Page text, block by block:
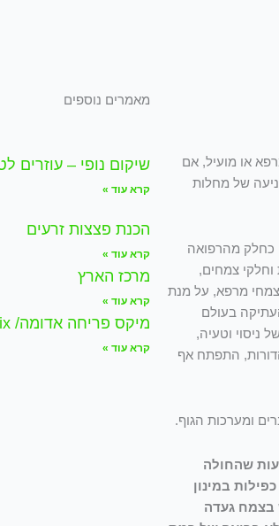
או מועיל, אם
של מחלות
כחלק מהרפואה
וחלקי צמחים,
מרפא, על מנת
בעולם
ניסוי וטעיה,
התפתח אף
ומערכות הגוף.
שהחולה
במינון
בצמח געדה
מאמרים נוספים
שיקום נופי – עוזרים
קרא עוד »
הכנת פצצות זרעים
קרא עוד »
מרכז הארץ
קרא עוד »
מיקס פריחה אדומה/ Red blossoms mix
קרא עוד »